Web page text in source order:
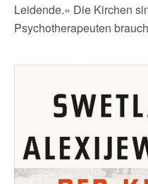
Leidende.« Die Kirchen
Psychotherapeuten